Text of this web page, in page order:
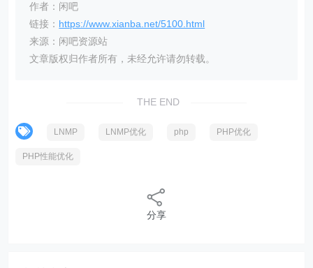
作者：闲吧
链接： https://www.xianba.net/5100.html
来源：闲吧资源站
文章版权归作者所有，未经允许请勿转载。
THE END
LNMP LNMP优化 php PHP优化
PHP性能优化
分享